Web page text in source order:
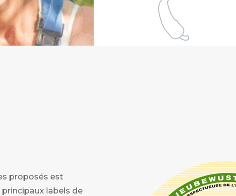
proposés est
principaux labels de